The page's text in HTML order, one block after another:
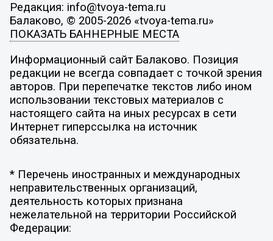
Редакция: info@tvoya-tema.ru
Балаково, © 2005-2026 «tvoya-tema.ru»
ПОКАЗАТЬ БАННЕРНЫЕ МЕСТА
Информационный сайт Балаково. Позиция
редакции не всегда совпадает с точкой зрения
авторов. При перепечатке текстов либо ином
использовании текстовых материалов с
настоящего сайта на иных ресурсах в сети
Интернет гиперссылка на источник
обязательна.
* Перечень иностранных и международных
неправительственных организаций,
деятельность которых признана
нежелательной на территории Российской
Федерации: